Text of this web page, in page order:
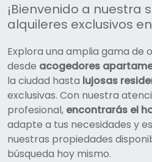
¡Bienvenido a nuestra
alquileres exclusivos
Explora una amplia gama de
desde acogedores
la ciudad hasta lujosas
exclusivas. Con nuestra
profesional, encontrarás el
adapte a tus necesidades y
nuestras propiedades
búsqueda hoy mismo.